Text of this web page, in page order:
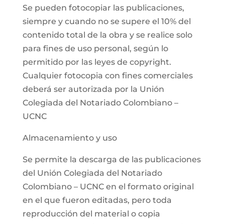
Se pueden fotocopiar las publicaciones,
siempre y cuando no se supere el 10% del
contenido total de la obra y se realice solo
para fines de uso personal, según lo
permitido por las leyes de copyright.
Cualquier fotocopia con fines comerciales
deberá ser autorizada por la Unión
Colegiada del Notariado Colombiano –
UCNC
Almacenamiento y uso
Se permite la descarga de las publicaciones
del Unión Colegiada del Notariado
Colombiano – UCNC en el formato original
en el que fueron editadas, pero toda
reproducción del material o copia